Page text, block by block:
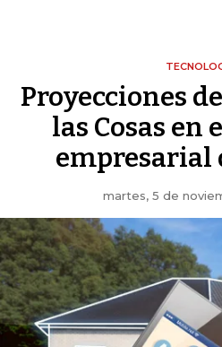
Proyecciones
las Cosas en
empresarial
martes, 5 de